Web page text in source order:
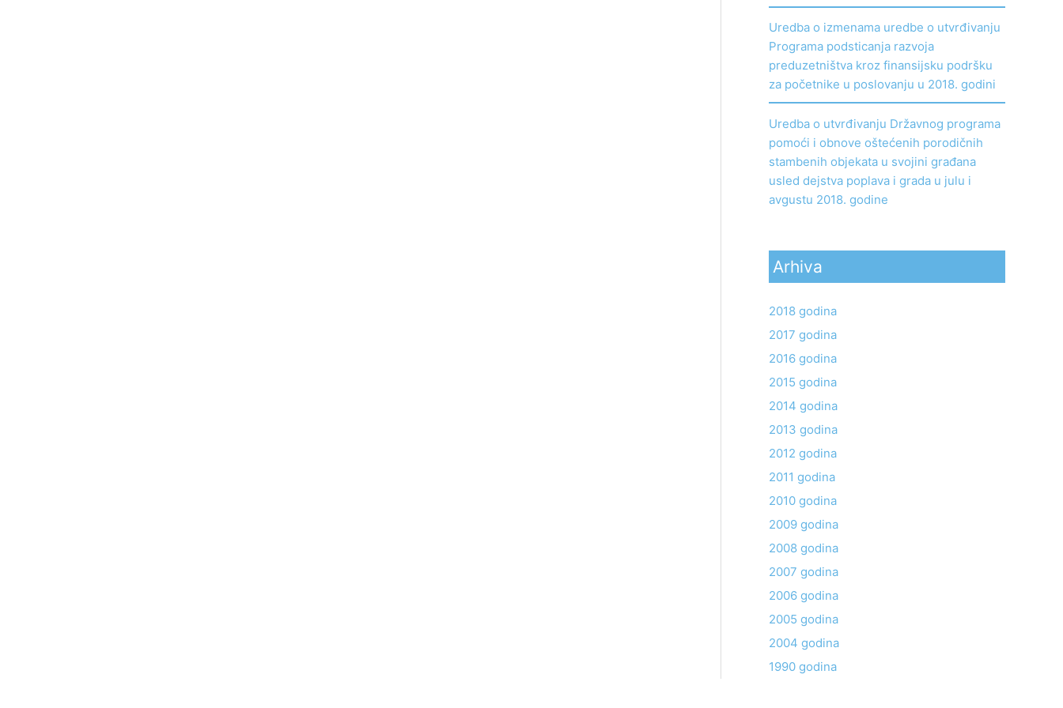
Uredba o izmenama uredbe o utvrđivanju
Programa podsticanja razvoja
preduzetništva kroz finansijsku podršku
za početnike u poslovanju u 2018. godini
Uredba o utvrđivanju Državnog programa
pomoći i obnove oštećenih porodičnih
stambenih objekata u svojini građana
usled dejstva poplava i grada u julu i
avgustu 2018. godine
Arhiva
2018 godina
2017 godina
2016 godina
2015 godina
2014 godina
2013 godina
2012 godina
2011 godina
2010 godina
2009 godina
2008 godina
2007 godina
2006 godina
2005 godina
2004 godina
1990 godina